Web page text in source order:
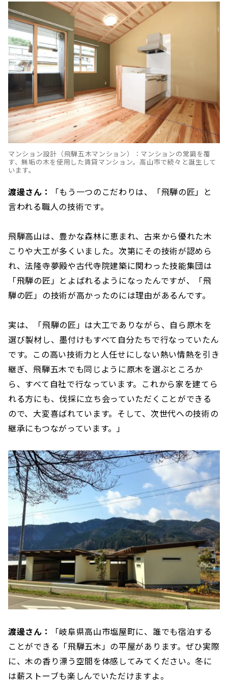
マンション設計（飛騨五木マンション）：マンションの常識を覆
す、無垢の木を使用した賃貸マンション。高山市で続々と誕生して
います。
渡邊さん：
「もう一つのこだわりは、「飛騨の匠」と
言われる職人の技術です。
飛騨高山は、豊かな森林に恵まれ、古来から優れた木
こりや大工が多くいました。次第にその技術が認めら
れ、法隆寺夢殿や古代寺院建築に関わった技能集団は
「飛騨の匠」とよばれるようになったんですが、「飛
騨の匠」の技術が高かったのには理由があるんです。
実は、「飛騨の匠」は大工でありながら、自ら原木を
選び製材し、墨付けもすべて自分たちで行なっていたん
です。この高い技術力と人任せにしない熱い情熱を引き
継ぎ、飛騨五木でも同じように原木を選ぶところか
ら、すべて自社で行なっています。これから家を建てら
れる方にも、伐採に立ち会っていただくことができる
ので、大変喜ばれています。そして、次世代への技術の
継承にもつながっています。」
渡邊さん：
「岐阜県高山市塩屋町に、誰でも宿泊する
ことができる「飛騨五木」の平屋があります。ぜひ実際
に、木の香り漂う空間を体感してみてください。冬に
は薪ストーブも楽しんでいただけますよ。